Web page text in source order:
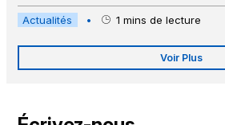
Actualités • 1 mins de lecture
Voir Plus